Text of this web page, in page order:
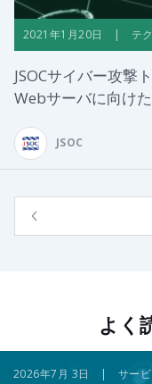
2021年1月20日 | テク
JSOCサイバー攻撃
Webサーバに向け
JSOC
よく
2026年7月 3日 | サービ